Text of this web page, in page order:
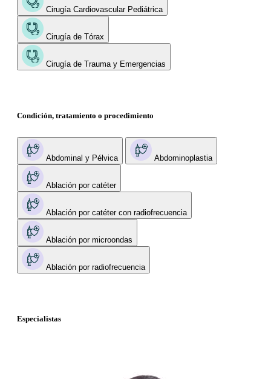
Cirugía Cardiovascular Pediátrica
Cirugía de Tórax
Cirugía de Trauma y Emergencias
Condición, tratamiento o procedimiento
Abdominal y Pélvica Abdominoplastia
Ablación por catéter
Ablación por catéter con radiofrecuencia
Ablación por microondas
Ablación por radiofrecuencia
Especialistas